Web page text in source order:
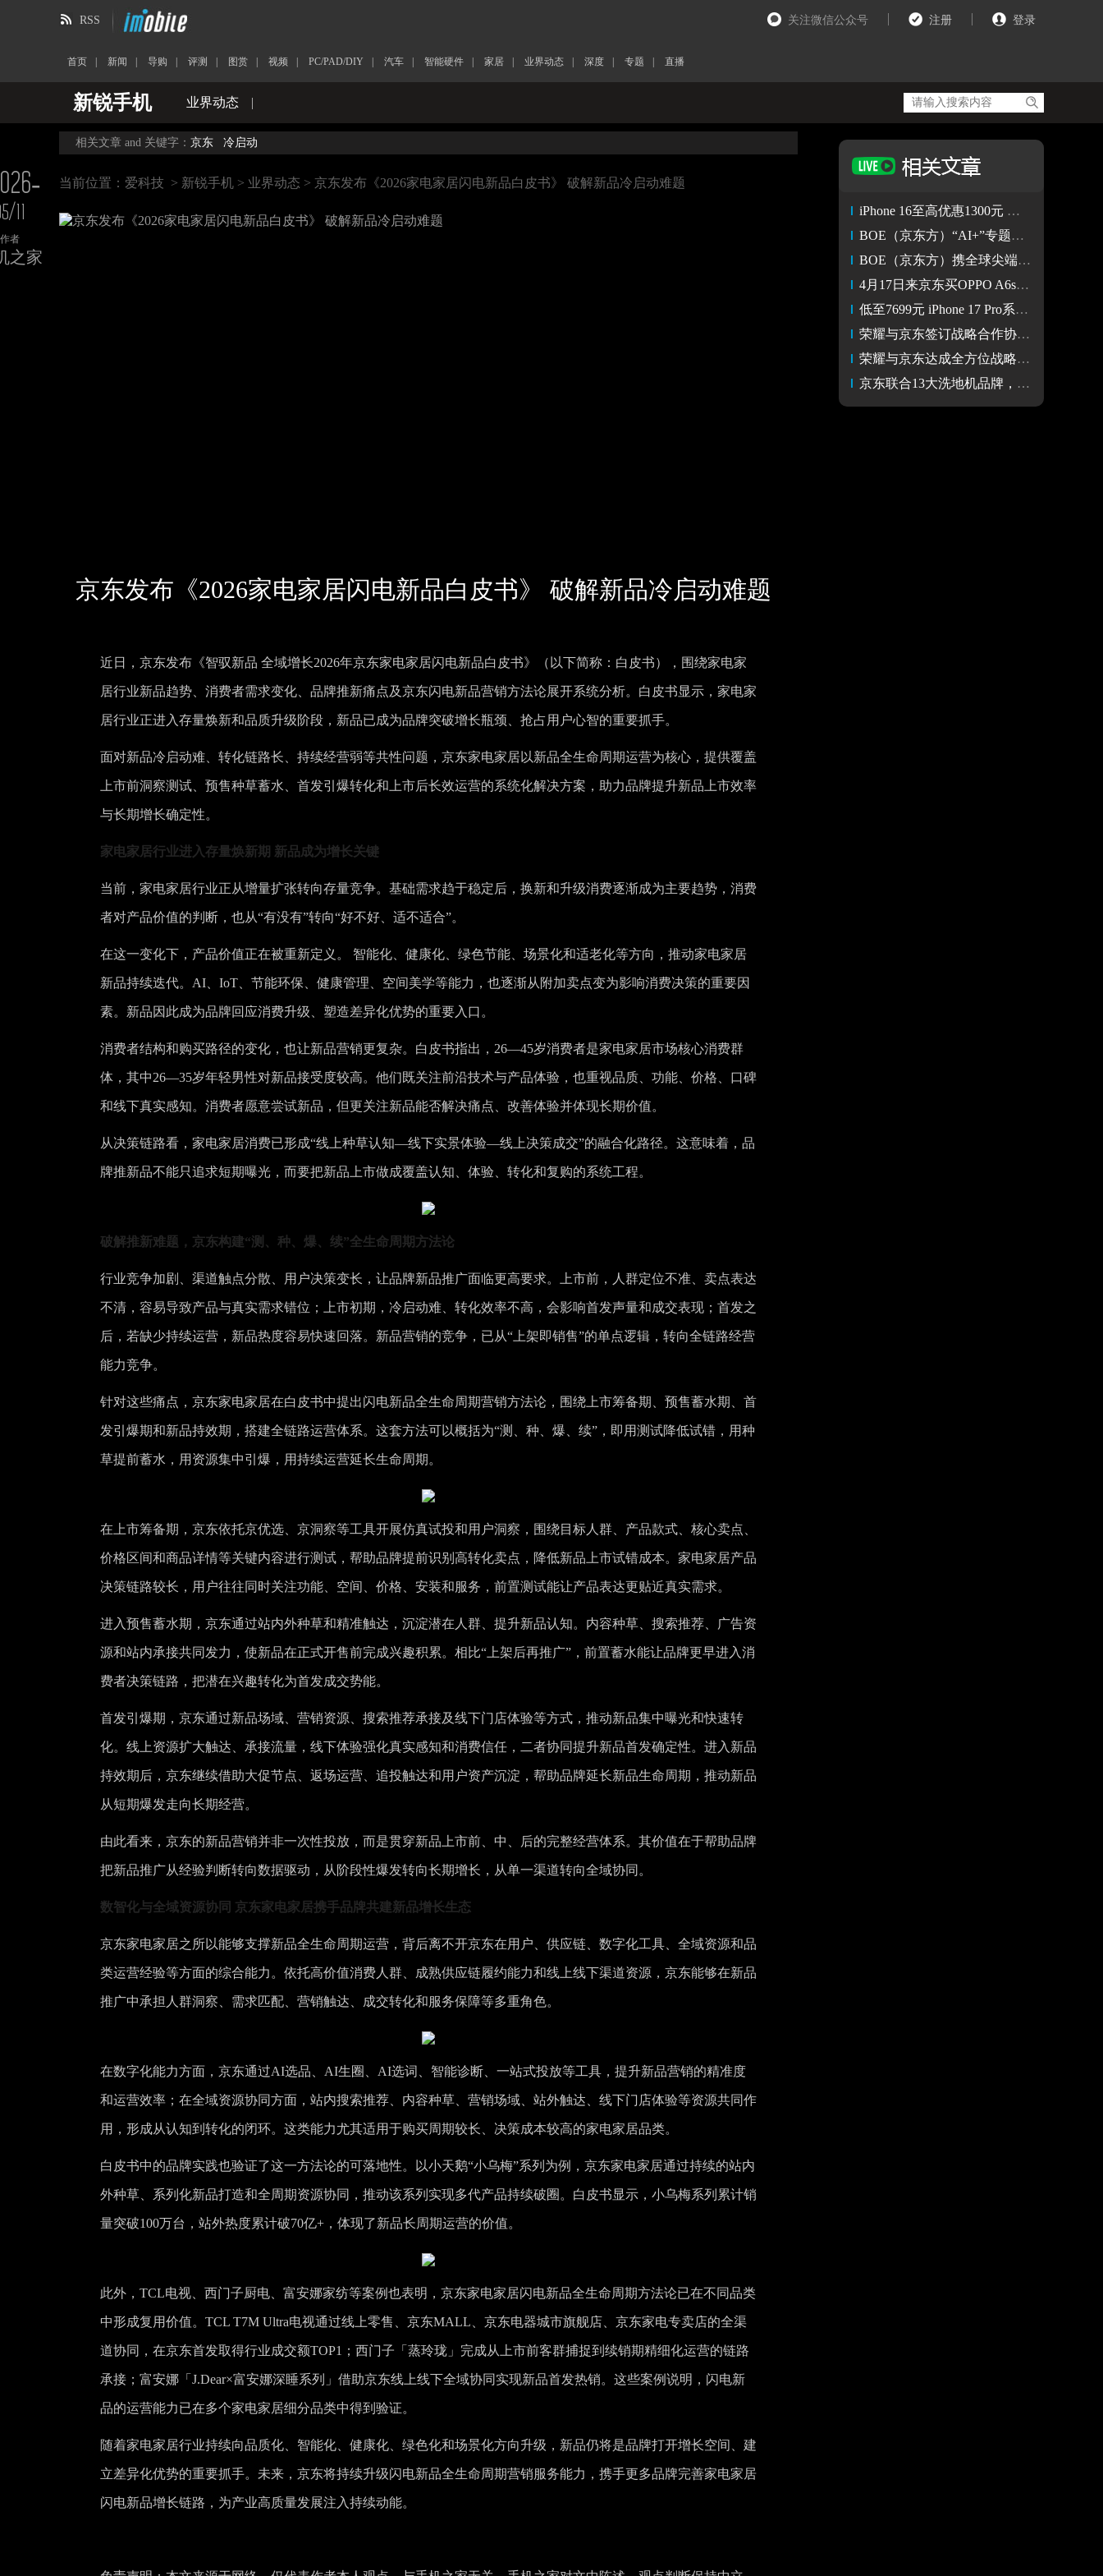
关注微信公众号 注册 登录
RSS
首页 新闻 导购 评测 图赏 视频 PC/PAD/DIY 汽车 智能硬件 家居 业界动态 深度 专题 直播
新锐手机 业界动态 |
11
作者
之家
相关文章 and 关键字： 京东 冷启动
当前位置： 爱科技 > 新锐手机 > 业界动态 > 京东发布《2026家电家居闪电新品白皮书》 破解新品冷启动难题
京东发布《2026家电家居闪电新品白皮书》 破解新品冷启动难题
近日，京东发布《智驭新品 全域增长2026年京东家电家居闪电新品白皮书》（以下简称：白皮书），围绕家电家
居行业新品趋势、消费者需求变化、品牌推新痛点及京东闪电新品营销方法论展开系统分析。白皮书显示，家电家
居行业正进入存量焕新和品质升级阶段，新品已成为品牌突破增长瓶颈、抢占用户心智的重要抓手。
面对新品冷启动难、转化链路长、持续经营弱等共性问题，京东家电家居以新品全生命周期运营为核心，提供覆盖
上市前洞察测试、预售种草蓄水、首发引爆转化和上市后长效运营的系统化解决方案，助力品牌提升新品上市效率
与长期增长确定性。
家电家居行业进入存量焕新期 新品成为增长关键
当前，家电家居行业正从增量扩张转向存量竞争。基础需求趋于稳定后，换新和升级消费逐渐成为主要趋势，消费
者对产品价值的判断，也从“有没有”转向“好不好、适不适合”。
在这一变化下，产品价值正在被重新定义。 智能化、健康化、绿色节能、场景化和适老化等方向，推动家电家居
新品持续迭代。AI、IoT、节能环保、健康管理、空间美学等能力，也逐渐从附加卖点变为影响消费决策的重要因
素。新品因此成为品牌回应消费升级、塑造差异化优势的重要入口。
消费者结构和购买路径的变化，也让新品营销更复杂。白皮书指出，26—45岁消费者是家电家居市场核心消费群
体，其中26—35岁年轻男性对新品接受度较高。他们既关注前沿技术与产品体验，也重视品质、功能、价格、口碑
和线下真实感知。消费者愿意尝试新品，但更关注新品能否解决痛点、改善体验并体现长期价值。
从决策链路看，家电家居消费已形成“线上种草认知—线下实景体验—线上决策成交”的融合化路径。这意味着，品
牌推新品不能只追求短期曝光，而要把新品上市做成覆盖认知、体验、转化和复购的系统工程。
破解推新难题，京东构建“测、种、爆、续”全生命周期方法论
行业竞争加剧、渠道触点分散、用户决策变长，让品牌新品推广面临更高要求。上市前，人群定位不准、卖点表达
不清，容易导致产品与真实需求错位；上市初期，冷启动难、转化效率不高，会影响首发声量和成交表现；首发之
后，若缺少持续运营，新品热度容易快速回落。新品营销的竞争，已从“上架即销售”的单点逻辑，转向全链路经营
能力竞争。
针对这些痛点，京东家电家居在白皮书中提出闪电新品全生命周期营销方法论，围绕上市筹备期、预售蓄水期、首
发引爆期和新品持效期，搭建全链路运营体系。这套方法可以概括为“测、种、爆、续”，即用测试降低试错，用种
草提前蓄水，用资源集中引爆，用持续运营延长生命周期。
在上市筹备期，京东依托京优选、京洞察等工具开展仿真试投和用户洞察，围绕目标人群、产品款式、核心卖点、
价格区间和商品详情等关键内容进行测试，帮助品牌提前识别高转化卖点，降低新品上市试错成本。家电家居产品
决策链路较长，用户往往同时关注功能、空间、价格、安装和服务，前置测试能让产品表达更贴近真实需求。
进入预售蓄水期，京东通过站内外种草和精准触达，沉淀潜在人群、提升新品认知。内容种草、搜索推荐、广告资
源和站内承接共同发力，使新品在正式开售前完成兴趣积累。相比“上架后再推广”，前置蓄水能让品牌更早进入消
费者决策链路，把潜在兴趣转化为首发成交势能。
首发引爆期，京东通过新品场域、营销资源、搜索推荐承接及线下门店体验等方式，推动新品集中曝光和快速转
化。线上资源扩大触达、承接流量，线下体验强化真实感知和消费信任，二者协同提升新品首发确定性。进入新品
持效期后，京东继续借助大促节点、返场运营、追投触达和用户资产沉淀，帮助品牌延长新品生命周期，推动新品
从短期爆发走向长期经营。
由此看来，京东的新品营销并非一次性投放，而是贯穿新品上市前、中、后的完整经营体系。其价值在于帮助品牌
把新品推广从经验判断转向数据驱动，从阶段性爆发转向长期增长，从单一渠道转向全域协同。
数智化与全域资源协同 京东家电家居携手品牌共建新品增长生态
京东家电家居之所以能够支撑新品全生命周期运营，背后离不开京东在用户、供应链、数字化工具、全域资源和品
类运营经验等方面的综合能力。依托高价值消费人群、成熟供应链履约能力和线上线下渠道资源，京东能够在新品
推广中承担人群洞察、需求匹配、营销触达、成交转化和服务保障等多重角色。
在数字化能力方面，京东通过AI选品、AI生圈、AI选词、智能诊断、一站式投放等工具，提升新品营销的精准度
和运营效率；在全域资源协同方面，站内搜索推荐、内容种草、营销场域、站外触达、线下门店体验等资源共同作
用，形成从认知到转化的闭环。这类能力尤其适用于购买周期较长、决策成本较高的家电家居品类。
白皮书中的品牌实践也验证了这一方法论的可落地性。以小天鹅“小乌梅”系列为例，京东家电家居通过持续的站内
外种草、系列化新品打造和全周期资源协同，推动该系列实现多代产品持续破圈。白皮书显示，小乌梅系列累计销
量突破100万台，站外热度累计破70亿+，体现了新品长周期运营的价值。
此外，TCL电视、西门子厨电、富安娜家纺等案例也表明，京东家电家居闪电新品全生命周期方法论已在不同品类
中形成复用价值。TCL T7M Ultra电视通过线上零售、京东MALL、京东电器城市旗舰店、京东家电专卖店的全渠
道协同，在京东首发取得行业成交额TOP1；西门子「蒸玲珑」完成从上市前客群捕捉到续销期精细化运营的链路
承接；富安娜「J.Dear×富安娜深睡系列」借助京东线上线下全域协同实现新品首发热销。这些案例说明，闪电新
品的运营能力已在多个家电家居细分品类中得到验证。
随着家电家居行业持续向品质化、智能化、健康化、绿色化和场景化方向升级，新品仍将是品牌打开增长空间、建
立差异化优势的重要抓手。未来，京东将持续升级闪电新品全生命周期营销服务能力，携手更多品牌完善家电家居
闪电新品增长链路，为产业高质量发展注入持续动能。
iPhone 16至高优惠1300元 即日起来京东下单只需3899元
BOE（京东方）“AI+”专题论坛亮相SID 2026
BOE（京东方）携全球尖端首发新品亮相2026国际显示周
4月17日来京东买OPPO A6s Pro享OPPO移动电源等三大权益随心选
低至7699元 iPhone 17 Pro系列京东以旧换新至高补贴1400元
荣耀与京东签订战略合作协议 推进AI、机器人、C2M共创合作
荣耀与京东达成全方位战略合作 探索AI时代新增长曲线
京东联合13大洗地机品牌，发起“拒绝虚假测评“雷霆行动！